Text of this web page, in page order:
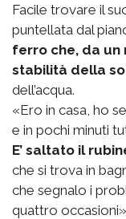
Facile trovare il
puntellata dal
ferro che, da un
stabilità della
dell’acqua.
«Ero in casa, ho
e in pochi minuti
E’ saltato il
che si trova in
che segnalo i
quattro